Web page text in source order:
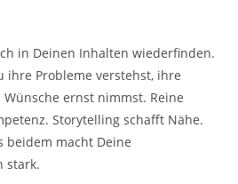
in Deinen Inhalten wiederfinden.
ihre Probleme verstehst, ihre
ernst nimmst. Reine
Storytelling schafft Nähe.
beidem macht Deine
stark.